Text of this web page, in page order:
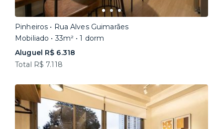
Pinheiros • Rua Alves Guimarães
Mobiliado • 33m² • 1 dorm
Aluguel R$ 6.318
Total R$ 7.118